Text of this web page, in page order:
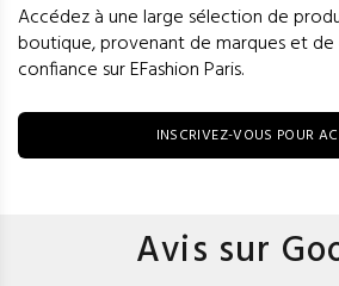
Accédez à une large sélection de
boutique, provenant de marques et de
confiance sur EFashion Paris.
INSCRIVEZ-VOUS POUR
Avis sur